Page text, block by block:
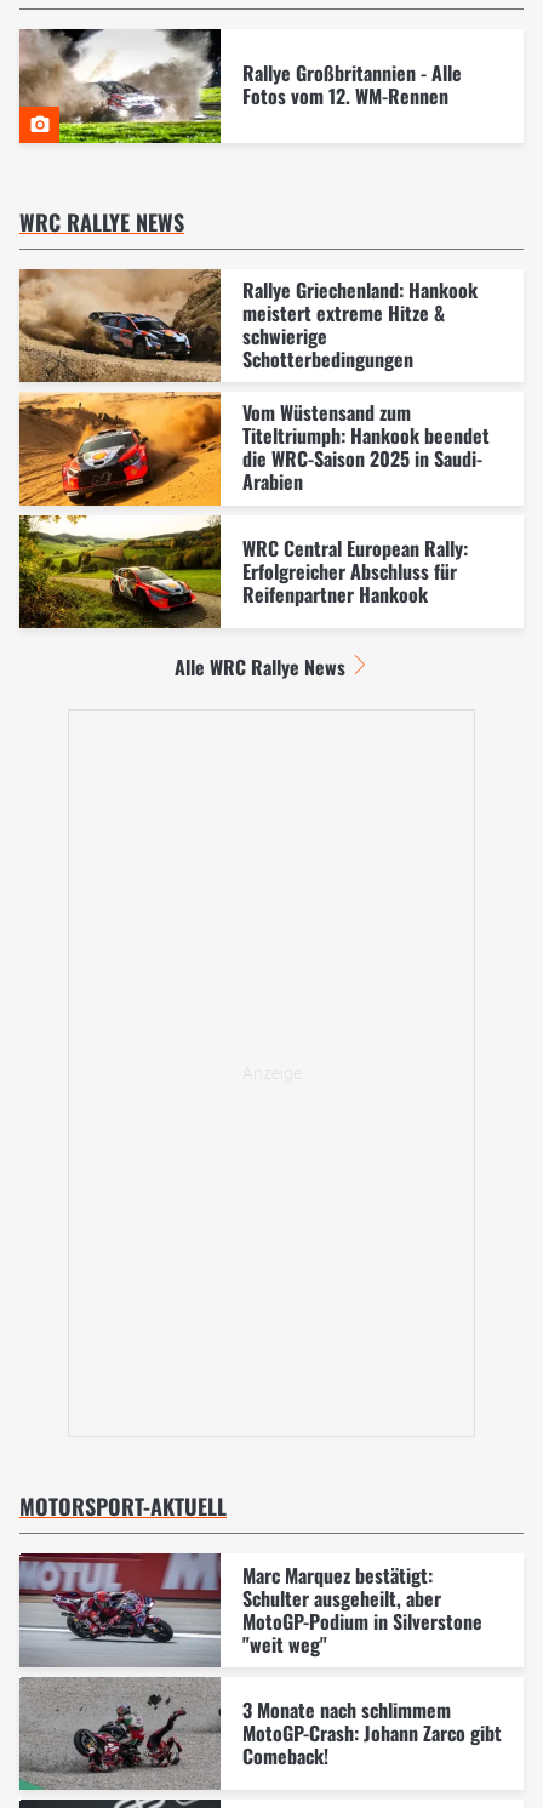
Rallye Großbritannien - Alle
Fotos vom 12. WM-Rennen
WRC RALLYE NEWS
Rallye Griechenland: Hankook
meistert extreme Hitze &
schwierige
Schotterbedingungen
Vom Wüstensand zum
Titeltriumph: Hankook beendet
die WRC-Saison 2025 in Saudi-
Arabien
WRC Central European Rally:
Erfolgreicher Abschluss für
Reifenpartner Hankook
Alle WRC Rallye News
MOTORSPORT-AKTUELL
Marc Marquez bestätigt:
Schulter ausgeheilt, aber
MotoGP-Podium in Silverstone
"weit weg"
3 Monate nach schlimmem
MotoGP-Crash: Johann Zarco gibt
Comeback!